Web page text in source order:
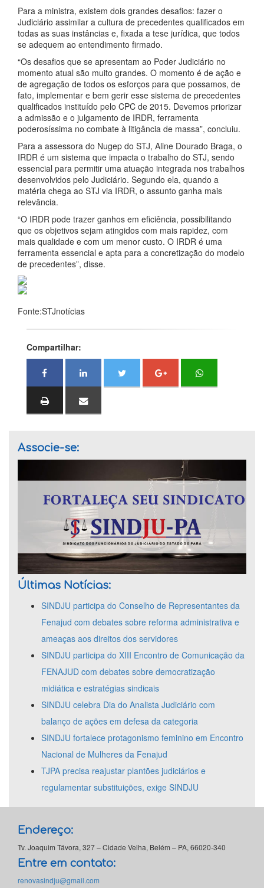
Para a ministra, existem dois grandes desafios: fazer o
Judiciário assimilar a cultura de precedentes qualificados em
todas as suas instâncias e, fixada a tese jurídica, que todos
se adequem ao entendimento firmado.
“Os desafios que se apresentam ao Poder Judiciário no
momento atual são muito grandes. O momento é de ação e
de agregação de todos os esforços para que possamos, de
fato, implementar e bem gerir esse sistema de precedentes
qualificados instituído pelo CPC de 2015. Devemos priorizar
a admissão e o julgamento de IRDR, ferramenta
poderosíssima no combate à litigância de massa”, concluiu.
Para a assessora do Nugep do STJ, Aline Dourado Braga, o
IRDR é um sistema que impacta o trabalho do STJ, sendo
essencial para permitir uma atuação integrada nos trabalhos
desenvolvidos pelo Judiciário. Segundo ela, quando a
matéria chega ao STJ via IRDR, o assunto ganha mais
relevância.
“O IRDR pode trazer ganhos em eficiência, possibilitando
que os objetivos sejam atingidos com mais rapidez, com
mais qualidade e com um menor custo. O IRDR é uma
ferramenta essencial e apta para a concretização do modelo
de precedentes”, disse.
Fonte:STJnotícias
Compartilhar:
Associe-se:
Últimas Notícias:
SINDJU participa do Conselho de Representantes da
Fenajud com debates sobre reforma administrativa e
ameaças aos direitos dos servidores
SINDJU participa do XIII Encontro de Comunicação da
FENAJUD com debates sobre democratização
midiática e estratégias sindicais
SINDJU celebra Dia do Analista Judiciário com
balanço de ações em defesa da categoria
SINDJU fortalece protagonismo feminino em Encontro
Nacional de Mulheres da Fenajud
TJPA precisa reajustar plantões judiciários e
regulamentar substituições, exige SINDJU
Endereço:
Tv. Joaquim Távora, 327 – Cidade Velha, Belém – PA, 66020-340
Entre em contato:
renovasindju@gmail.com